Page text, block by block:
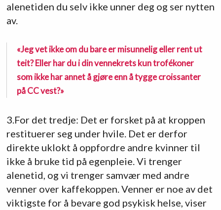
alenetiden du selv ikke unner deg og ser nytten
av.
«Jeg vet ikke om du bare er misunnelig eller rent ut
teit? Eller har du i din vennekrets kun trofékoner
som ikke har annet å gjøre enn å tygge croissanter
på CC vest?»
3.For det tredje: Det er forsket på at kroppen
restituerer seg under hvile. Det er derfor
direkte uklokt å oppfordre andre kvinner til
ikke å bruke tid på egenpleie. Vi trenger
alenetid, og vi trenger samvær med andre
venner over kaffekoppen. Venner er noe av det
viktigste for å bevare god psykisk helse, viser